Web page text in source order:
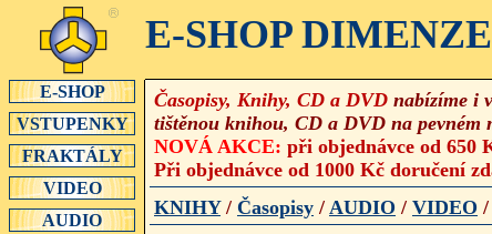
E-SHOP
E-SHOP
VSTUPENKY
FRAKTÁLY
VIDEO
AUDIO
Časopisy, Knihy, CD a DVD nabízíme i v
tištěnou knihou, CD a DVD na pevném
NOVÁ AKCE: při objednávce od 650
Při objednávce od 1000 Kč doručení
KNIHY/ Časopisy / AUDIO / VIDEO /